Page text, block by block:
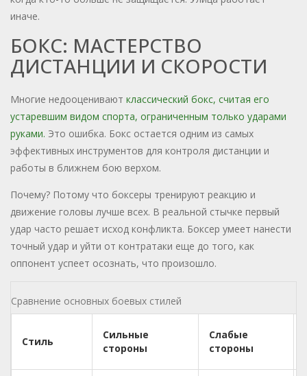
иначе.
БОКС: МАСТЕРСТВО
ДИСТАНЦИИ И СКОРОСТИ
Многие недооценивают классический бокс, считая его
устаревшим видом спорта, ограниченным только ударами
руками. Это ошибка. Бокс остается одним из самых
эффективных инструментов для контроля дистанции и
работы в ближнем бою верхом.
Почему? Потому что боксеры тренируют реакцию и
движение головы лучше всех. В реальной стычке первый
удар часто решает исход конфликта. Боксер умеет нанести
точный удар и уйти от контратаки еще до того, как
оппонент успеет осознать, что произошло.
Сравнение основных боевых стилей
Стиль
Сильные
стороны
Слабые
стороны